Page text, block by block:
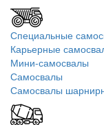
Специальные
Карьерные
Мини-самосвалы
Самосвалы
Самосвалы